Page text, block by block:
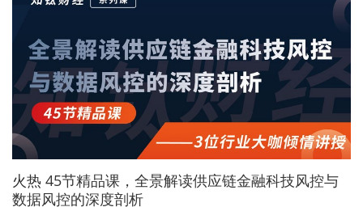
火热 45节精品课，全景解读供应链金融科技风控与
数据风控的深度剖析